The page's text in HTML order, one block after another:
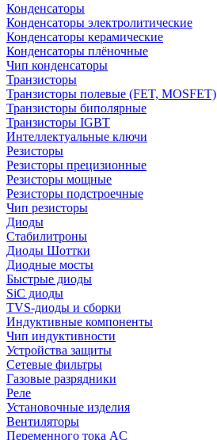
Конденсаторы
Конденсаторы электролитические
Конденсаторы керамические
Конденсаторы плёночные
Чип конденсаторы
Транзисторы
Транзисторы полевые (FET, MOSFET)
Транзисторы биполярные
Транзисторы IGBT
Интеллектуальные ключи
Резисторы
Резисторы прецизионные
Резисторы мощные
Резисторы подстроечные
Чип резисторы
Диоды
Стабилитроны
Диоды Шоттки
Диодные мосты
Быстрые диоды
SiC диоды
TVS-диоды и сборки
Индуктивные компоненты
Чип индуктивности
Устройства защиты
Сетевые фильтры
Газовые разрядники
Реле
Установочные изделия
Вентиляторы
Переменного тока AC